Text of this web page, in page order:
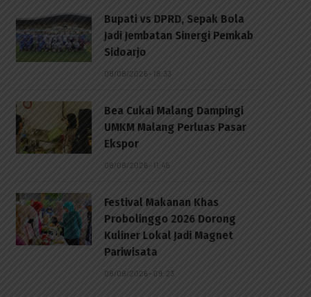
Bupati vs DPRD, Sepak Bola
Jadi Jembatan Sinergi Pemkab
Sidoarjo
08/08/2026 - 18:33
Bea Cukai Malang Dampingi
UMKM Malang Perluas Pasar
Ekspor
08/08/2026 - 11:45
Festival Makanan Khas
Probolinggo 2026 Dorong
Kuliner Lokal Jadi Magnet
Pariwisata
08/08/2026 - 09:23